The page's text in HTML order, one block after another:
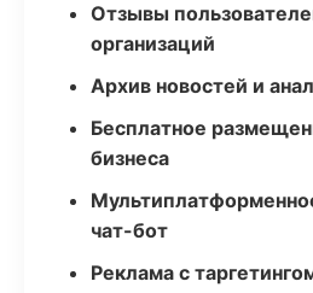
Отзывы
организаций
Архив новостей и
Бесплатное
бизнеса
чат-бот
Реклама с